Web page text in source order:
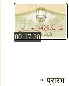
00:17:20
« प्रारंभ